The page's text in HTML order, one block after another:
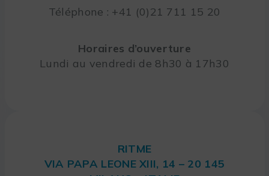
Téléphone : +41 (0)21 711 15 20
Horaires d’ouverture
Lundi au vendredi de 8h30 à 17h30
RITME
VIA PAPA LEONE XIII, 14 – 20 145